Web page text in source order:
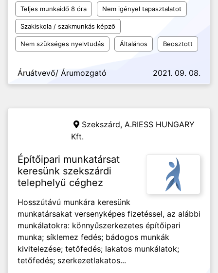
Teljes munkaidő 8 óra Nem igényel tapasztalatot
Szakiskola / szakmunkás képző
Nem szükséges nyelvtudás Általános Beosztott
Áruátvevő/ Árumozgató 2021. 09. 08.
Szekszárd, A.RIESS HUNGARY
Kft.
Építőipari munkatársat
keresünk szekszárdi
telephelyű céghez
Hosszútávú munkára keresünk
munkatársakat versenyképes fizetéssel, az alábbi
munkálatokra: könnyűszerkezetes építőipari
munka; síklemez fedés; bádogos munkák
kivitelezése; tetőfedés; lakatos munkálatok;
tetőfedés; szerkezetlakatos...